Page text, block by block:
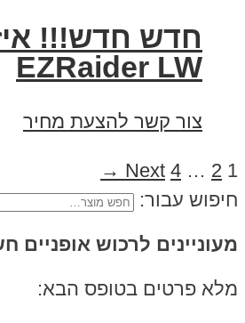
חדש חדש!!!
EZRaider LW
צור קשר להצעת מחיר
1
2
…
4
Next →
חיפוש עבור:
מעוניינים לרכוש אופניים
מלא פרטים בטופס הבא: